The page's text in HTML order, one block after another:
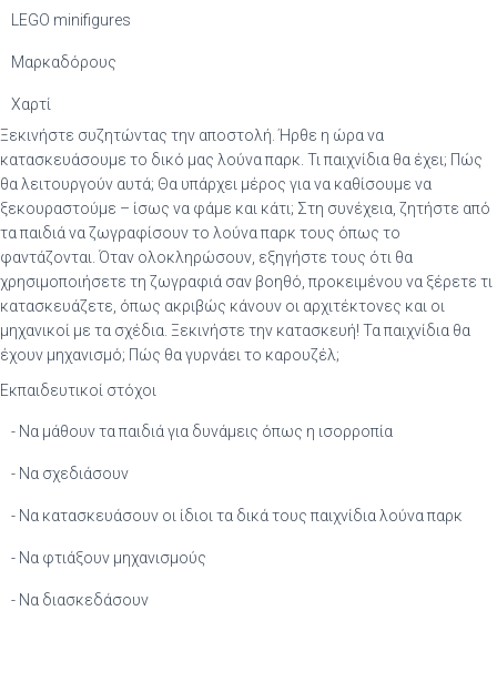
LEGO minifigures
Μαρκαδόρους
Χαρτί
Ξεκινήστε συζητώντας την αποστολή. Ήρθε η ώρα να
κατασκευάσουμε το δικό μας λούνα παρκ. Τι παιχνίδια θα έχει; Πώς
θα λειτουργούν αυτά; Θα υπάρχει μέρος για να καθίσουμε να
ξεκουραστούμε – ίσως να φάμε και κάτι; Στη συνέχεια, ζητήστε από
τα παιδιά να ζωγραφίσουν το λούνα παρκ τους όπως το
φαντάζονται. Όταν ολοκληρώσουν, εξηγήστε τους ότι θα
χρησιμοποιήσετε τη ζωγραφιά σαν βοηθό, προκειμένου να ξέρετε τι
κατασκευάζετε, όπως ακριβώς κάνουν οι αρχιτέκτονες και οι
μηχανικοί με τα σχέδια. Ξεκινήστε την κατασκευή! Τα παιχνίδια θα
έχουν μηχανισμό; Πώς θα γυρνάει το καρουζέλ;
Εκπαιδευτικοί στόχοι
- Να μάθουν τα παιδιά για δυνάμεις όπως η ισορροπία
- Να σχεδιάσουν
- Να κατασκευάσουν οι ίδιοι τα δικά τους παιχνίδια λούνα παρκ
- Να φτιάξουν μηχανισμούς
- Να διασκεδάσουν